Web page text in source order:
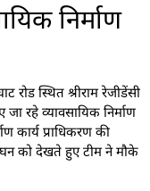
निर्माण
स्थित श्रीराम रेजीडेंसी
जा रहे व्यावसायिक निर्माण
कार्य प्राधिकरण की
को देखते हुए टीम ने मौके